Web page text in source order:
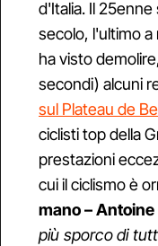
d'Italia. Il
secolo, l'ultimo a
ha visto
secondi) alcuni
sul Plateau de
ciclisti top della
prestazioni
cui il ciclismo è
mano –
più sporco di